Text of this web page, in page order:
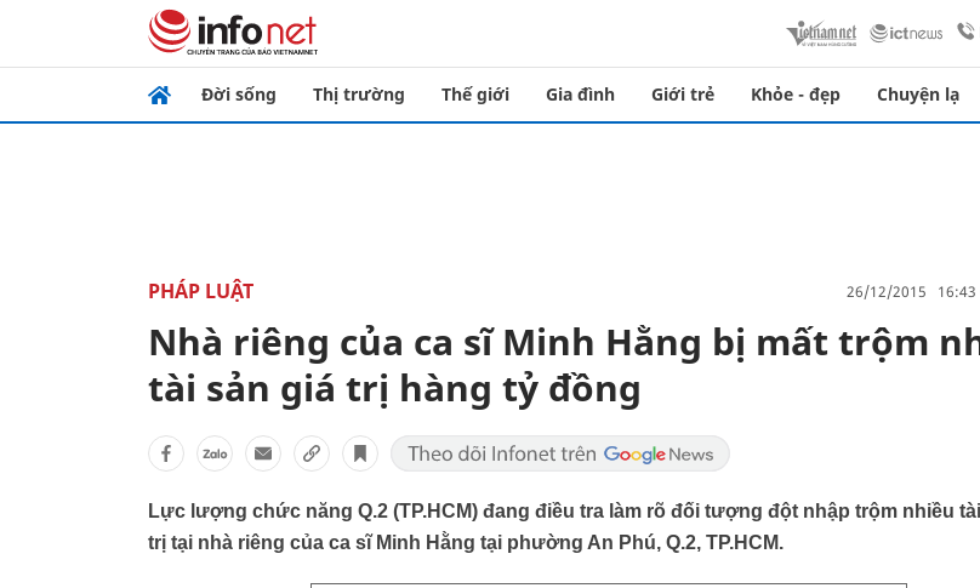
Đời sống Thị trường Thế giới Gia đình Giới trẻ Khỏe - đẹp Chuyện lạ
PHÁP LUẬT 26/12/2015 16:43
Nhà riêng của ca sĩ Minh Hằng bị mất trộm
tài sản giá trị hàng tỷ đồng
Lực lượng chức năng Q.2 (TP.HCM) đang điều tra làm rõ đối tượng đột nhập trộm nhiều
trị tại nhà riêng của ca sĩ Minh Hằng tại phường An Phú, Q.2, TP.HCM.